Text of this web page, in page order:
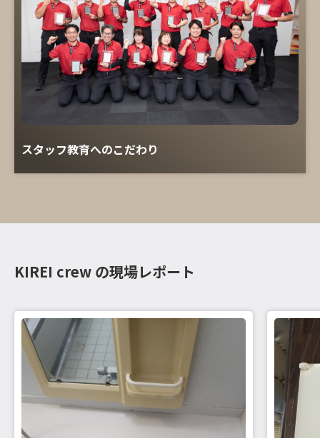
スタッフ教育へのこだわり
KIREI crew の現場レポート